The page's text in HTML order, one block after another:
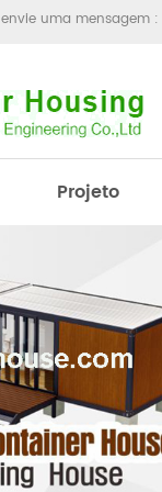
envie uma mensagem :
Projeto